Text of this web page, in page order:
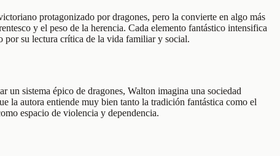
protagonizado por dragones, pero la convierte en algo más
y el peso de la herencia. Cada elemento fantástico intensifica
por su lectura crítica de la vida familiar y social.
sistema épico de dragones, Walton imagina una sociedad
la autora entiende muy bien tanto la tradición fantástica como el
espacio de violencia y dependencia.